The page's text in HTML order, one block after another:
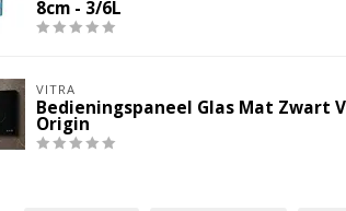
8cm - 3/6L
VITRA
Bedieningspaneel Glas Mat Zwart
Origin